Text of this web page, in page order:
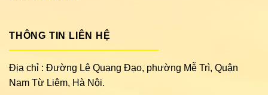
THÔNG TIN LIÊN HỆ
Địa chỉ : Đường Lê Quang Đạo, phường Mễ Trì, Quận
Nam Từ Liêm, Hà Nội.